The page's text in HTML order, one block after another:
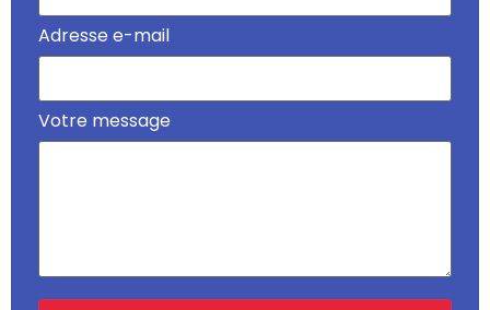
Adresse e-mail
Votre message